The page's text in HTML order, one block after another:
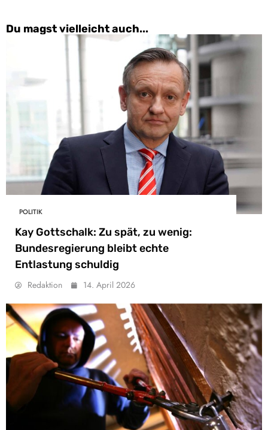
Du magst vielleicht auch...
POLITIK
Kay Gottschalk: Zu spät, zu wenig:
Bundesregierung bleibt echte
Entlastung schuldig
Redaktion 14. April 2026